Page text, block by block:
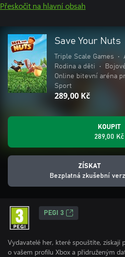
Přeskočit na hlavní obsah
Save Your Nuts
Triple Scale Games •
Rodina a děti
•
Online bitevní aréna
Sport
289,00 Kč
KOUPIT
289,00 Kč
ZÍSKAT
Bezplatná zkušební
PEGI 3
Vydavatelé her, které spouštíte,
o vašem profilu Xbox a přidruženým